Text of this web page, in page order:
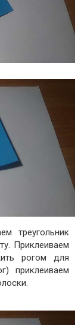
треугольник
Приклеиваем
рогом для
приклеиваем